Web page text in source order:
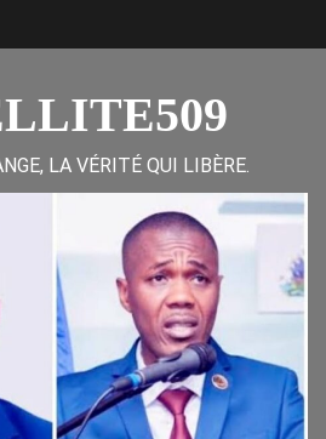
LA VÉRITÉ QUI LIBÈRE.